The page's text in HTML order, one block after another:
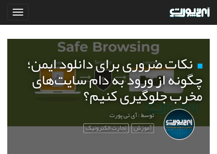
نکات ضروری برای دانلود ایمن؛
چگونه از ورود به دام سایت‌های
مخرب جلوگیری کنیم؟
توسط : آی تی پورت
آموزش تجارت الکترونیک